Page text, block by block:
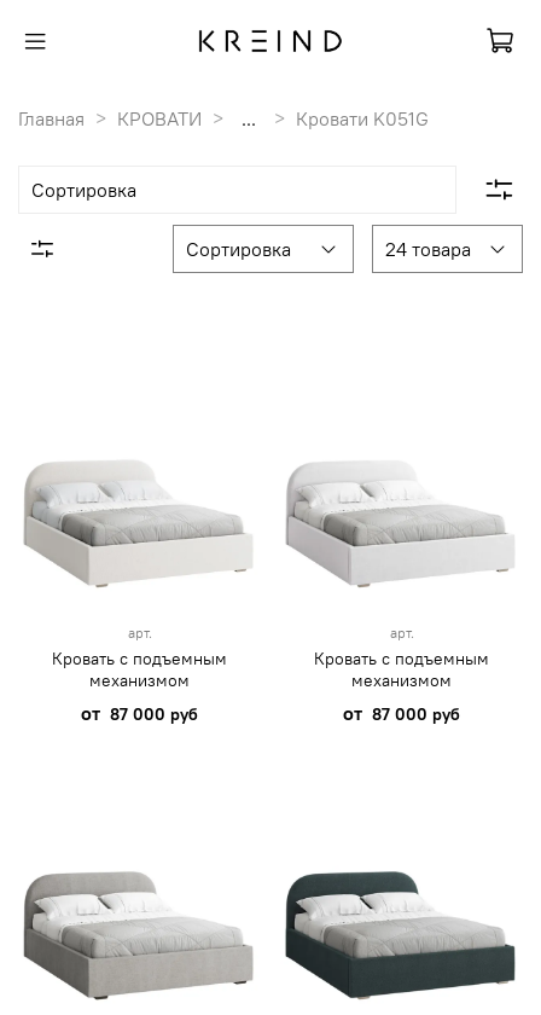
Главная КРОВАТИ ... Кровати K051G
арт.
Кровать с подъемным
механизмом
от 87 000 руб
арт.
Кровать с подъемным
механизмом
от 87 000 руб